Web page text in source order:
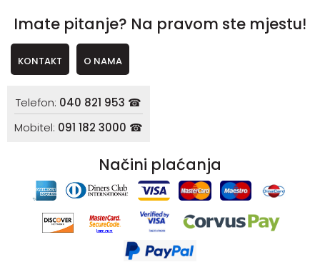
Imate pitanje? Na pravom ste mjestu!
KONTAKT O NAMA
Telefon: 040 821 953 ☎
Mobitel: 091 182 3000 ☎
Načini plaćanja